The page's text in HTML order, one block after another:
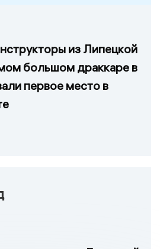
из Липецкой
большом драккаре в
первое место в